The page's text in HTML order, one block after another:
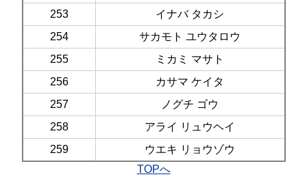
253
イナバ タカシ
254
サカモト ユウタロウ
255
ミカミ マサト
256
カサマ ケイタ
257
ノグチ ゴウ
258
アライ リュウヘイ
259
ウエキ リョウゾウ
TOPへ